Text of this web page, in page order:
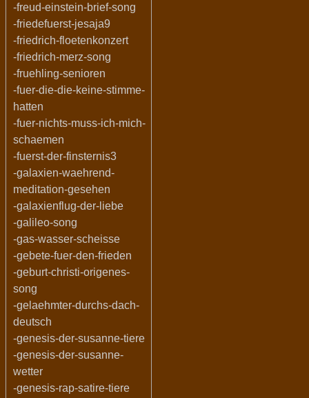
-freud-einstein-brief-song
-friedefuerst-jesaja9
-friedrich-floetenkonzert
-friedrich-merz-song
-fruehling-senioren
-fuer-die-die-keine-stimme-
hatten
-fuer-nichts-muss-ich-mich-
schaemen
-fuerst-der-finsternis3
-galaxien-waehrend-
meditation-gesehen
-galaxienflug-der-liebe
-galileo-song
-gas-wasser-scheisse
-gebete-fuer-den-frieden
-geburt-christi-origenes-
song
-gelaehmter-durchs-dach-
deutsch
-genesis-der-susanne-tiere
-genesis-der-susanne-
wetter
-genesis-rap-satire-tiere